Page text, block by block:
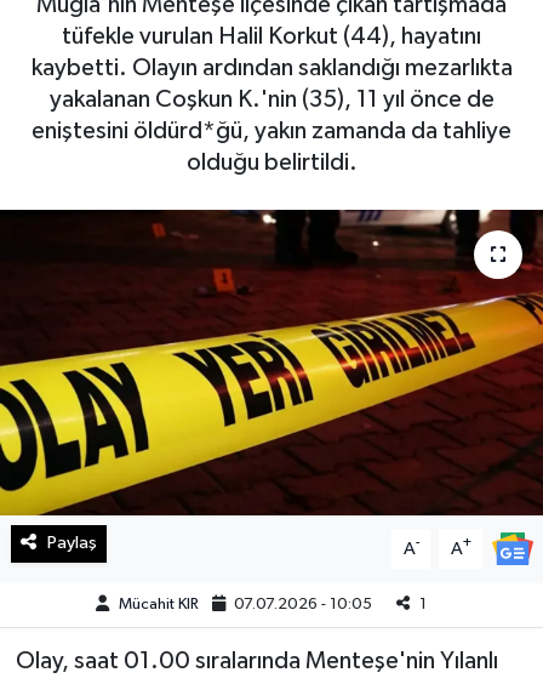
Muğla'nın Menteşe ilçesinde çıkan tartışmada
tüfekle vurulan Halil Korkut (44), hayatını
kaybetti. Olayın ardından saklandığı mezarlıkta
yakalanan Coşkun K.'nin (35), 11 yıl önce de
eniştesini öldürd*ğü, yakın zamanda da tahliye
olduğu belirtildi.
Paylaş A- A+
Mücahit KIR 07.07.2026 - 10:05 1
Olay, saat 01.00 sıralarında Menteşe'nin Yılanlı
Haberde İnsan
Kültür Sanat
Manşetler
Resmi İlan
Sağlık
Spor
SürManşet